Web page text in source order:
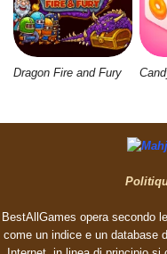
Dragon Fire and Fury
BestAllGames opera secondo
come un indice e un database